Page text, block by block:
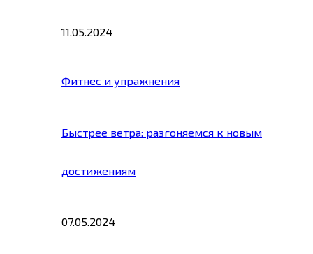
11.05.2024
Фитнес и упражнения
Быстрее ветра: разгоняемся к новым
достижениям
07.05.2024